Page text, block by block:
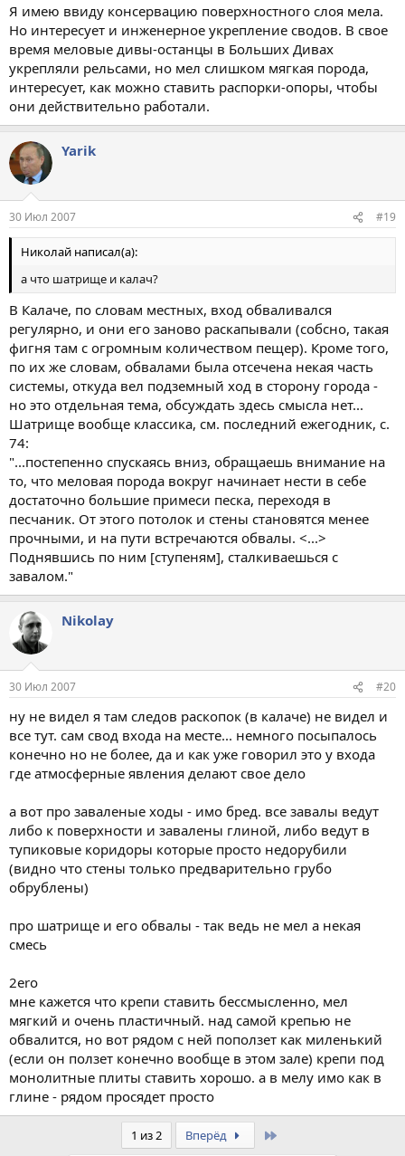
Я имею ввиду консервацию поверхностного слоя мела.
Но интересует и инженерное укрепление сводов. В свое
время меловые дивы-останцы в Больших Дивах
укрепляли рельсами, но мел слишком мягкая порода,
интересует, как можно ставить распорки-опоры, чтобы
они действительно работали.
Yarik
30 Июл 2007 #19
Николай написал(а):
а что шатрище и калач?
В Калаче, по словам местных, вход обваливался
регулярно, и они его заново раскапывали (собсно, такая
фигня там с огромным количеством пещер). Кроме того,
по их же словам, обвалами была отсечена некая часть
системы, откуда вел подземный ход в сторону города -
но это отдельная тема, обсуждать здесь смысла нет...
Шатрище вообще классика, см. последний ежегодник, с.
74:
"...постепенно спускаясь вниз, обращаешь внимание на
то, что меловая порода вокруг начинает нести в себе
достаточно большие примеси песка, переходя в
песчаник. От этого потолок и стены становятся менее
прочными, и на пути встречаются обвалы. <...>
Поднявшись по ним [ступеням], сталкиваешься с
завалом."
Nikolay
30 Июл 2007 #20
ну не видел я там следов раскопок (в калаче) не видел и
все тут. сам свод входа на месте... немного посыпалось
конечно но не более, да и как уже говорил это у входа
где атмосферные явления делают свое дело
а вот про заваленые ходы - имо бред. все завалы ведут
либо к поверхности и завалены глиной, либо ведут в
тупиковые коридоры которые просто недорубили
(видно что стены только предварительно грубо
обрублены)
про шатрище и его обвалы - так ведь не мел а некая
смесь
2ero
мне кажется что крепи ставить бессмысленно, мел
мягкий и очень пластичный. над самой крепью не
обвалится, но вот рядом с ней поползет как миленький
(если он ползет конечно вообще в этом зале) крепи под
монолитные плиты ставить хорошо. а в мелу имо как в
глине - рядом просядет просто
1 из 2 Вперёд